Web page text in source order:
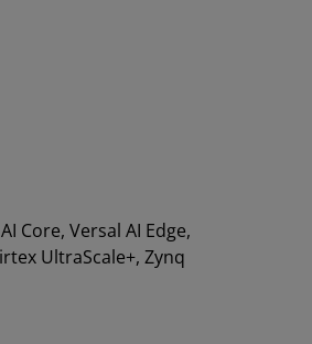
Core, Versal AI Edge,
UltraScale+, Zynq